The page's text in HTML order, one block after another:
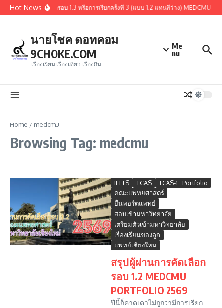
Skip to content
Hot News
สรุปผู้ผ่านการคัดเลือกรอบ 1.3 หรือการเรียกครั้งที่ 3 (แบบ 1.2 แทนที่ว่าง) MEDCMU
นายโชค ดอทคอม
9CHOKE.COM
เรื่องเรียน เรื่องเที่ยว เรื่องกิน
Me
nu
Home / medcmu
Browsing Tag: medcmu
IELTS TCAS
TCAS-1 : Portfolio
คณะแพทยศาสตร์
ยื่นพอร์ตแพทย์
สอบเข้ามหาวิทยาลัย
เตรียมตัวเข้ามหาวิทยาลัย
เรื่องเรียนของลูก
แพทย์เชียงใหม่
สรุปผู้ผ่านการคัดเลือก
รอบ 1.2 MEDCMU
PORTFOLIO 2569
ปีนี้ก็คาดเดาไม่ถูกว่ามีการเรียก